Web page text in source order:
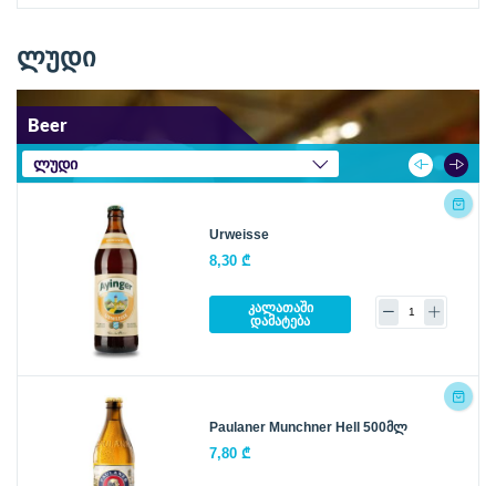
ლუდი
Beer
ლუდი
Urweisse
8,30 ₾
კალათაში
დამატება
Paulaner Munchner Hell 500მლ
7,80 ₾